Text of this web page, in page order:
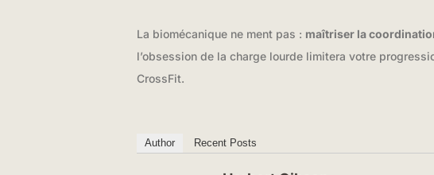
La biomécanique ne ment pas : maîtriser la
l’obsession de la charge lourde limitera votre
CrossFit.
Author Recent Posts